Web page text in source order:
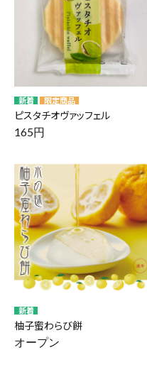
ピスタチオヴァッフェル
165円
柚子蜜わらび餅
オープン